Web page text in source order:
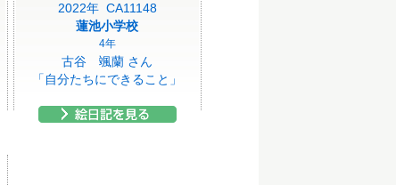
2022年 CA11148
蓮池小学校
4年
古谷 颯蘭 さん
「自分たちにできること」